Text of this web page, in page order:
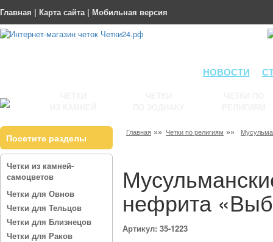
Главная | Карта сайта| Мобильная версия
НОВОСТИ
Посетите разделы
Четки из камней-
самоцветов
Четки для Овнов
Четки для Тельцов
Четки для Близнецов
Четки для Раков
Главная »» Четки по религиям »»
нефрита
Артикул: 35-1223